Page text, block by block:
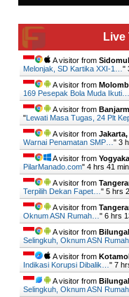
Live
A visitor from
Melonjak, SD Kartika XXI-1… "
A visitor from
169 Pesepak Bola Muda Ikuti…
A visitor from
"Lewati Masa Tugas, 24 Plt
A visitor from
Warnai Penamatan SMP… " 3
A visitor from
PilarManado.com" 4 hrs 41
A visitor from
Terpilih Dekan Fapet… " 5 hrs
A visitor from
Oknum ASN Rumah… " 6 hrs
A visitor from
Selingkuh, Oknum ASN
A visitor from
Indikasi Korupsi Dibalik… " 7
A visitor from
Selingkuh, Oknum ASN